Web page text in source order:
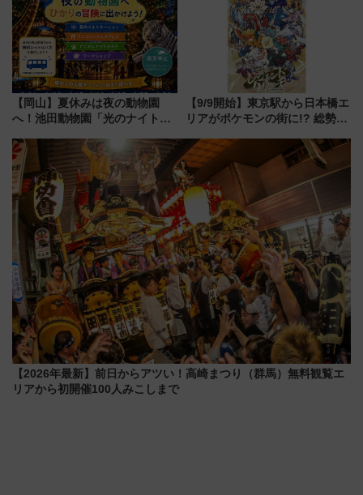
【岡山】夏休みは夜の動物園
へ！池田動物園「光のナイトズ
な夜
【9/9開始】東京駅から日本橋エ
リアがポケモンの街に!? 総勢
リサーチ」本格謎解き・グッズ
情報まとめ
【2026年最新】前日からアツい！高崎まつり（群馬）無料観覧エ
リアから初開催100人みこしまで